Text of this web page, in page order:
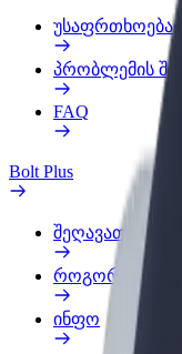
უსაფრთხოება
პრობლემის
FAQ
Bolt Plus
შეღავათები
როგორ
ინფო